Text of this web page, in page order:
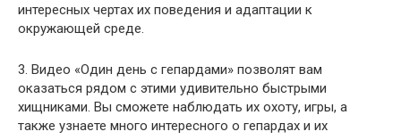
интересных чертах их поведения и адаптации к
окружающей среде.
3. Видео «Один день с гепардами» позволят вам
оказаться рядом с этими удивительно быстрыми
хищниками. Вы сможете наблюдать их охоту, игры, а
также узнаете много интересного о гепардах и их